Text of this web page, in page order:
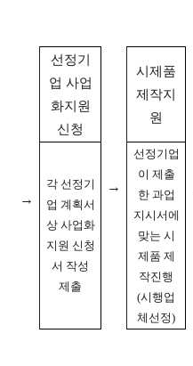
→
선정기
업 사업
화지원
신청
→
시제품
제작지
원
각 선정기
업 계획서
상 사업화
지원 신청
서 작성
제출
선정기업
이 제출
한 과업
지시서에
맞는 시
제품 제
작진행
(시행업
체선정)